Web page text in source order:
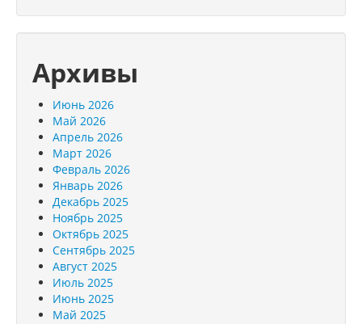
Архивы
Июнь 2026
Май 2026
Апрель 2026
Март 2026
Февраль 2026
Январь 2026
Декабрь 2025
Ноябрь 2025
Октябрь 2025
Сентябрь 2025
Август 2025
Июль 2025
Июнь 2025
Май 2025